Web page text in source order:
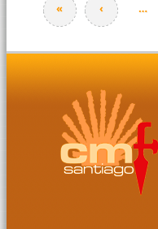
Páginas
« ‹ …